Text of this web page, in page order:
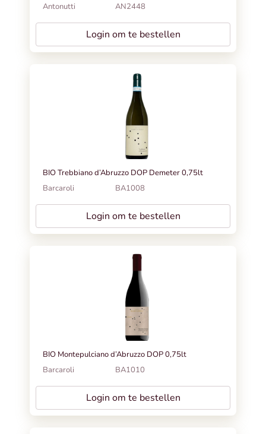
Antonutti
AN2448
Login om te bestellen
BIO Trebbiano d’Abruzzo DOP Demeter 0,75lt
Barcaroli
BA1008
Login om te bestellen
BIO Montepulciano d’Abruzzo DOP 0,75lt
Barcaroli
BA1010
Login om te bestellen